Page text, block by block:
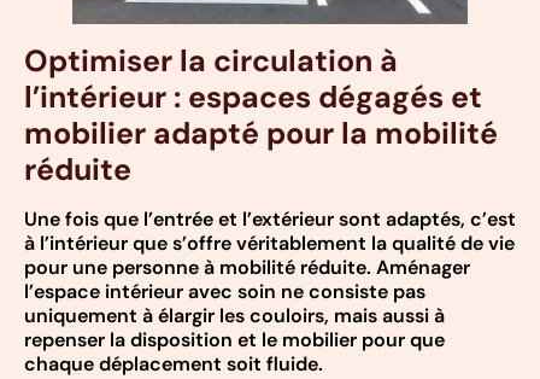
Optimiser la circulation à
l’intérieur : espaces dégagés et
mobilier adapté pour la mobilité
réduite
Une fois que l’entrée et l’extérieur sont adaptés, c’est
à l’intérieur que s’offre véritablement la qualité de vie
pour une personne à mobilité réduite. Aménager
l’espace intérieur avec soin ne consiste pas
uniquement à élargir les couloirs, mais aussi à
repenser la disposition et le mobilier pour que
chaque déplacement soit fluide.